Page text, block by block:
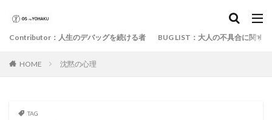
Contributor：人生のデバッグを続ける者 BUG LIST：大人の不具合に関す
HOME 沈黙の心理
TAG